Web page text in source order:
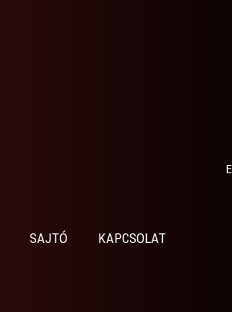
SAJTÓ KAPCSOLAT